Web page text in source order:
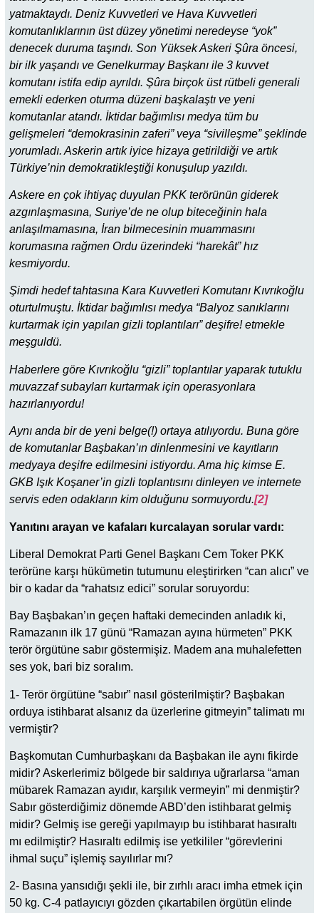
yatmaktaydı. Deniz Kuvvetleri ve Hava Kuvvetleri
komutanlıklarının üst düzey yönetimi neredeyse “yok”
denecek duruma taşındı. Son Yüksek Askeri Şûra öncesi,
bir ilk yaşandı ve Genelkurmay Başkanı ile 3 kuvvet
komutanı istifa edip ayrıldı. Şûra birçok üst rütbeli generali
emekli ederken oturma düzeni başkalaştı ve yeni
komutanlar atandı. İktidar bağımlısı medya tüm bu
gelişmeleri “demokrasinin zaferi” veya “sivilleşme” şeklinde
yorumladı. Askerin artık iyice hizaya getirildiği ve artık
Türkiye’nin demokratikleştiği konuşulup yazıldı.
Askere en çok ihtiyaç duyulan PKK terörünün giderek
azgınlaşmasına, Suriye’de ne olup biteceğinin hala
anlaşılmamasına, İran bilmecesinin muammasını
korumasına rağmen Ordu üzerindeki “harekât” hız
kesmiyordu.
Şimdi hedef tahtasına Kara Kuvvetleri Komutanı Kıvrıkoğlu
oturtulmuştu. İktidar bağımlısı medya “Balyoz sanıklarını
kurtarmak için yapılan gizli toplantıları” deşifre! etmekle
meşguldü.
Haberlere göre Kıvrıkoğlu “gizli” toplantılar yaparak tutuklu
muvazzaf subayları kurtarmak için operasyonlara
hazırlanıyordu!
Aynı anda bir de yeni belge(!) ortaya atılıyordu. Buna göre
de komutanlar Başbakan’ın dinlenmesini ve kayıtların
medyaya deşifre edilmesini istiyordu. Ama hiç kimse E.
GKB Işık Koşaner’in gizli toplantısını dinleyen ve internete
servis eden odakların kim olduğunu sormuyordu.[2]
Yanıtını arayan ve kafaları kurcalayan sorular vardı:
Liberal Demokrat Parti Genel Başkanı Cem Toker PKK
terörüne karşı hükümetin tutumunu eleştirirken “can alıcı” ve
bir o kadar da “rahatsız edici” sorular soruyordu:
Bay Başbakan’ın geçen haftaki demecinden anladık ki,
Ramazanın ilk 17 günü “Ramazan ayına hürmeten” PKK
terör örgütüne sabır göstermişiz. Madem ana muhalefetten
ses yok, bari biz soralım.
1- Terör örgütüne “sabır” nasıl gösterilmiştir? Başbakan
orduya istihbarat alsanız da üzerlerine gitmeyin” talimatı mı
vermiştir?
Başkomutan Cumhurbaşkanı da Başbakan ile aynı fikirde
midir? Askerlerimiz bölgede bir saldırıya uğrarlarsa “aman
mübarek Ramazan ayıdır, karşılık vermeyin” mi denmiştir?
Sabır gösterdiğimiz dönemde ABD’den istihbarat gelmiş
midir? Gelmiş ise gereği yapılmayıp bu istihbarat hasıraltı
mı edilmiştir? Hasıraltı edilmiş ise yetkililer “görevlerini
ihmal suçu” işlemiş sayılırlar mı?
2- Basına yansıdığı şekli ile, bir zırhlı aracı imha etmek için
50 kg. C-4 patlayıcıyı gözden çıkartabilen örgütün elinde